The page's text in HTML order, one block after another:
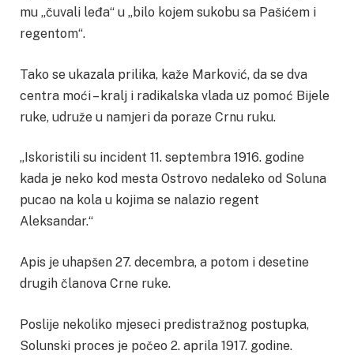
mu „čuvali leđa“ u „bilo kojem sukobu sa Pašićem i
regentom“.
Tako se ukazala prilika, kaže Marković, da se dva
centra moći – kralj i radikalska vlada uz pomoć Bijele
ruke, udruže u namjeri da poraze Crnu ruku.
„Iskoristili su incident 11. septembra 1916. godine
kada je neko kod mesta Ostrovo nedaleko od Soluna
pucao na kola u kojima se nalazio regent
Aleksandar.“
Apis je uhapšen 27. decembra, a potom i desetine
drugih članova Crne ruke.
Poslije nekoliko mjeseci predistražnog postupka,
Solunski proces je počeo 2. aprila 1917. godine.